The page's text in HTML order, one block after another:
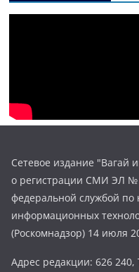
Сетевое издание "Вагай
о регистрации СМИ ЭЛ
федеральной службой по
информационных
(Роскомнадзор) 14 июля
Адрес редакции: 626 240,